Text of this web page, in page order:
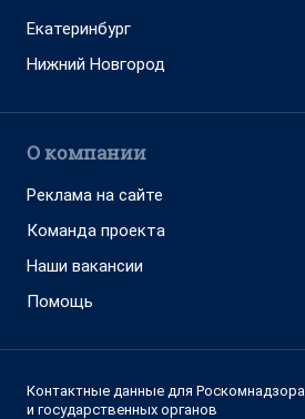
Екатеринбург
Нижний Новгород
О компании
Реклама на сайте
Команда проекта
Наши вакансии
Помощь
Контактные данные для Роскомнадзора
и государственных органов